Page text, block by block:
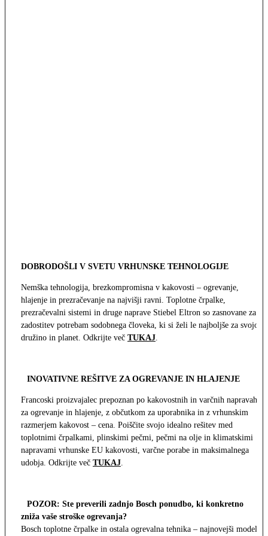
DOBRODOŠLI V SVETU VRHUNSKE TEHNOLOGIJE
Nemška tehnologija, brezkompromisna v kakovosti – ogrevanje,
hlajenje in prezračevanje na najvišji ravni. Toplotne črpalke,
prezračevalni sistemi in druge naprave Stiebel Eltron so zasnovane za
zadostitev potrebam sodobnega človeka, ki si želi le najboljše za svojo
družino in planet. Odkrijte več TUKAJ
INOVATIVNE REŠITVE ZA OGREVANJE IN HLAJENJE
Francoski proizvajalec prepoznan po kakovostnih in varčnih napravah
za ogrevanje in hlajenje, z občutkom za uporabnika in z vrhunskim
razmerjem kakovost – cena. Poiščite svojo idealno rešitev med
toplotnimi črpalkami, plinskimi pečmi, pečmi na olje in klimatskimi
napravami vrhunske EU kakovosti, varčne porabe in maksimalnega
udobja. Odkrijte več TUKAJ
POZOR: Ste preverili zadnjo Bosch ponudbo, ki konkretno
zniža vaše stroške ogrevanja?
Bosch toplotne črpalke in ostala ogrevalna tehnika – najnovejši modeli